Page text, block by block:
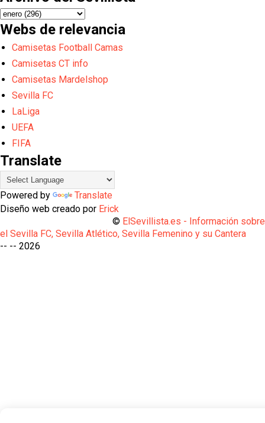
Webs de relevancia
Camisetas Football Camas
Camisetas CT info
Camisetas Mardelshop
Sevilla FC
LaLiga
UEFA
FIFA
Translate
Powered by
Translate
Diseño web creado por Erick
© ElSevillista.es - Información sobre
el Sevilla FC, Sevilla Atlético, Sevilla Femenino y su Cantera
-- -- 2026